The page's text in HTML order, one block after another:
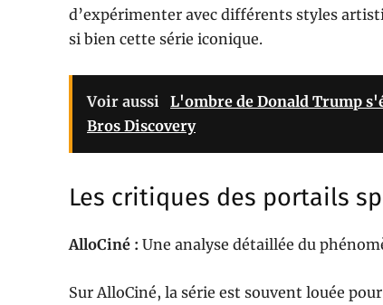
d’expérimenter avec différents styles
si bien cette série iconique.
Voir aussi L'ombre de Donald Trump
Bros Discovery
Les critiques des portails
AlloCiné : Une analyse détaillée du
Sur AlloCiné, la série est souvent louée